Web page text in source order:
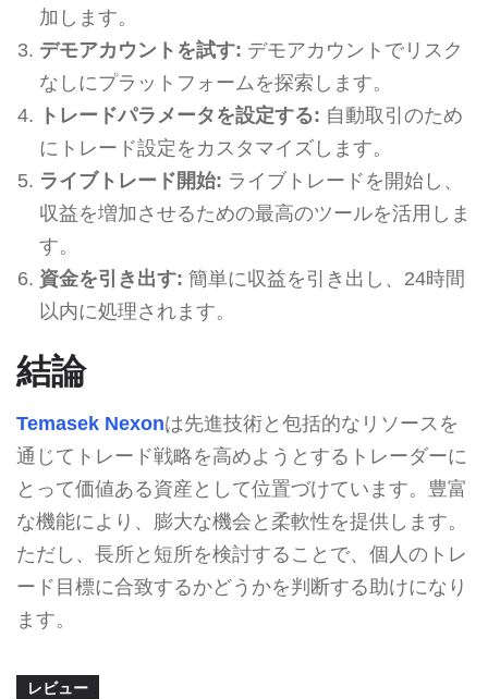
加します。
デモアカウントを試す: デモアカウントでリスク
なしにプラットフォームを探索します。
トレードパラメータを設定する: 自動取引のため
にトレード設定をカスタマイズします。
ライブトレード開始: ライブトレードを開始し、
収益を増加させるための最高のツールを活用しま
す。
資金を引き出す: 簡単に収益を引き出し、24時間
以内に処理されます。
結論
Temasek Nexonは先進技術と包括的なリソースを
通じてトレード戦略を高めようとするトレーダーに
とって価値ある資産として位置づけています。豊富
な機能により、膨大な機会と柔軟性を提供します。
ただし、長所と短所を検討することで、個人のトレ
ード目標に合致するかどうかを判断する助けになり
ます。
レビュー